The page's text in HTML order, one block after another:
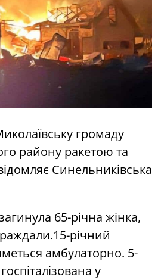
громаду
району ракетою та
Синельниківська
65-річна жінка,
річний
амбулаторно. 5-
у